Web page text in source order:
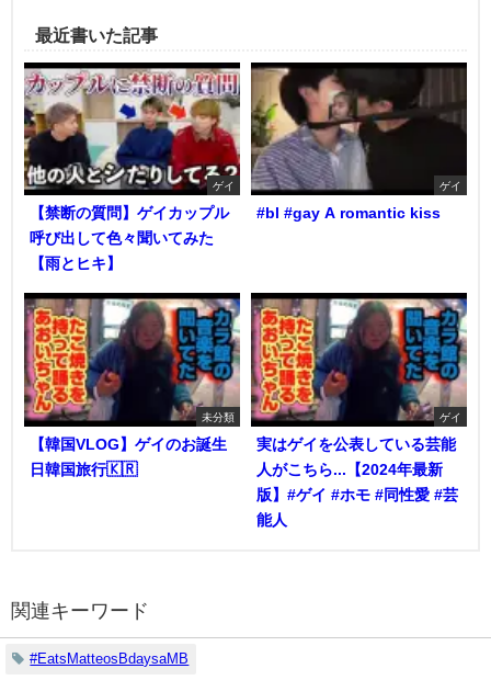
最近書いた記事
ゲイ
【禁断の質問】ゲイカップル
呼び出して色々聞いてみた
【雨とヒキ】
ゲイ
#bl #gay A romantic kiss
未分類
【韓国VLOG】ゲイのお誕生
日韓国旅行🇰🇷
ゲイ
実はゲイを公表している芸能
人がこちら...【2024年最新
版】#ゲイ #ホモ #同性愛 #芸
能人
関連キーワード
#EatsMatteosBdaysaMB